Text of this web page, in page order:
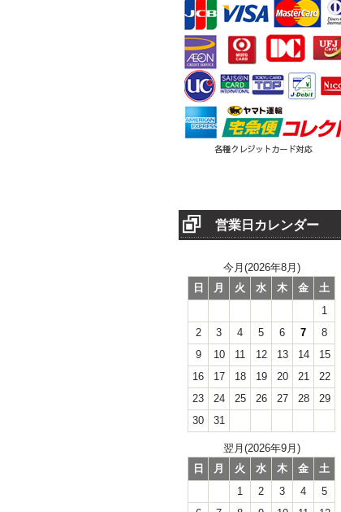
営業日カレンダー
今月(2026年8月)
日
月 火 水 木 金
土
1
2
3 4 5 6 7
8
9
10 11 12 13 14
15
16
17 18 19 20 21
22
23
24 25 26 27 28
29
30
31
翌月(2026年9月)
日
月 火 水 木 金
土
1
2 3 4
5